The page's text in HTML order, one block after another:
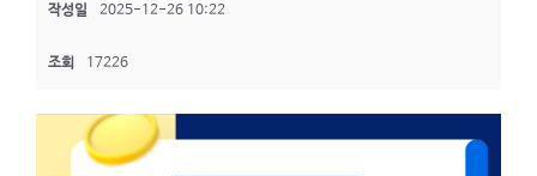
작성일 2025-12-26 10:22
조회 17226